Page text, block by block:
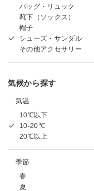
バッグ・リュック
靴下（ソックス）
帽子
シューズ・サンダル
その他アクセサリー
気候から探す
気温
10℃以下
10-20℃
20℃以上
季節
春
夏